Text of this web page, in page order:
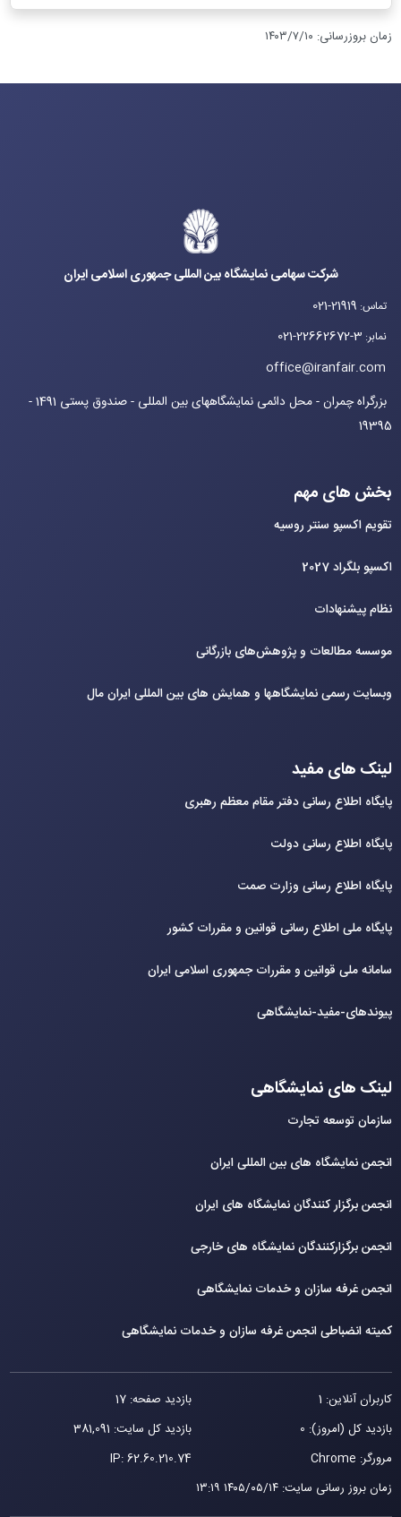
زمان بروزرسانی: ۱۴۰۳/۷/۱۰
شرکت سهامی نمایشگاه بین المللی جمهوری اسلامی ایران
تماس:
021-21919
نمابر:
021-22662672-3
office@iranfair.com
بزرگراه چمران - محل دائمی نمایشگاههای بین المللی - صندوق پستی 1491 -
19395
بخش های مهم
تقویم اکسپو سنتر روسیه
اکسپو بلگراد 2027
نظام پیشنهادات
موسسه مطالعات و پژوهش‌های بازرگانی
وبسایت رسمی نمایشگاهها و همایش های بین‌ المللی ایران مال
لینک های مفید
پایگاه اطلاع رسانی دفتر مقام معظم رهبری
پایگاه اطلاع رسانی دولت
پایگاه اطلاع رسانی وزارت صمت
پایگاه ملی اطلاع رسانی قوانین و مقررات کشور
سامانه ملی قوانین و مقررات جمهوری اسلامی ایران
پیوندهای-مفید-نمایشگاهی
لینک های نمایشگاهی
سازمان توسعه تجارت
انجمن نمایشگاه های بین المللی ایران
انجمن برگزار کنندگان نمایشگاه های ایران
انجمن برگزارکنندگان نمایشگاه های خارجی
انجمن غرفه سازان و خدمات نمایشگاهی
کمیته انضباطی انجمن غرفه سازان و خدمات نمایشگاهی
کاربران آنلاین: 1
بازدید صفحه: 17
بازدید کل (امروز): 0
بازدید کل سایت: 381,091
مرورگر: Chrome
IP:62.60.210.74
زمان بروز رسانی سایت:۱۴۰۵/۰۵/۱۴ ۱۳:۱۹